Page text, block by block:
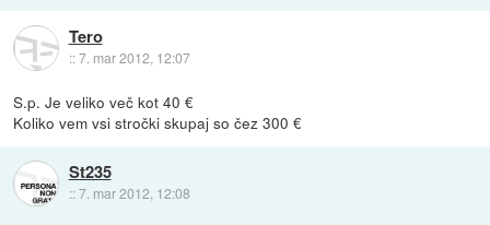
Tero
::7. mar 2012, 12:07
S.p. Je veliko več kot 40 €
Koliko vem vsi stročki skupaj so čez 300 €
St235
::7. mar 2012, 12:08